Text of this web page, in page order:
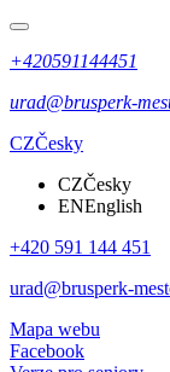
+420591144451
urad@brusperk-
CZČesky
CZČesky
ENEnglish
+420 591 144 451
urad@brusperk-
Mapa webu
Facebook